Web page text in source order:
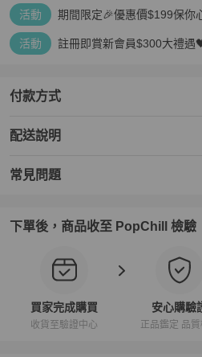
長度：81 cm
袖長：59cm
活動 期間限定🎉優惠價$199保你
活動 註冊即賞新會員$300大禮遇
付款方式
配送說明
常見問題
下單後，商品收至 PopChill 檢驗
買家完成購買
收貨至驗證中心
安心購驗
正品鑑定 品質